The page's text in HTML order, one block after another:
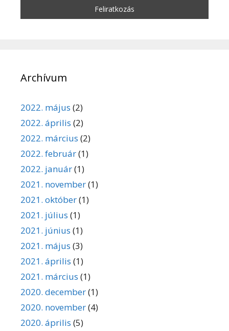
Archívum
2022. május (2)
2022. április (2)
2022. március (2)
2022. február(1)
2022. január(1)
2021. november(1)
2021. október(1)
2021. július (1)
2021. június (1)
2021. május (3)
2021. április (1)
2021. március (1)
2020. december(1)
2020. november(4)
2020. április (5)